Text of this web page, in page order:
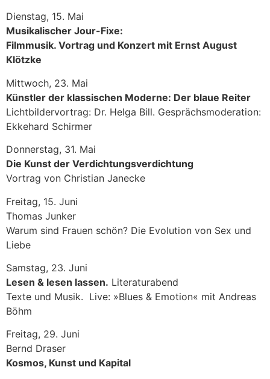
Dienstag, 15. Mai
Musikalischer Jour-Fixe:
Filmmusik. Vortrag und Konzert mit Ernst August
Klötzke
Mittwoch, 23. Mai
Künstler der klassischen Moderne: Der blaue Reiter
Lichtbildervortrag: Dr. Helga Bill. Gesprächsmoderation:
Ekkehard Schirmer
Donnerstag, 31. Mai
Die Kunst der Verdichtungsverdichtung
Vortrag von Christian Janecke
Freitag, 15. Juni
Thomas Junker
Warum sind Frauen schön? Die Evolution von Sex und
Liebe
Samstag, 23. Juni
Lesen & lesen lassen. Literaturabend
Texte und Musik. Live: »Blues & Emotion« mit Andreas
Böhm
Freitag, 29. Juni
Bernd Draser
Kosmos, Kunst und Kapital